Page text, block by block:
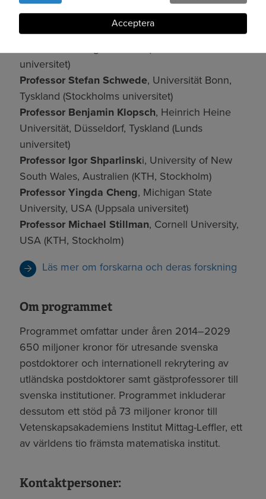
svenska universitet (inom parentes):
Professor Gianpaolo Scalia Tomba, Università
universitet)
Professor Stefan Schwede, Universität Bonn,
Tyskland (Stockholms universitet)
Professor Benjamin Klopsch, Heinrich Heine
Universität, Düsseldorf, Tyskland (Lunds
universitet)
Professor Igor Shparlinski, University of New
South Wales, Australien (KTH, Stockholm)
Professor Yingda Cheng, Michigan State
University, USA (Uppsala universitet)
Professor Michael Stillman, Cornell University,
USA (KTH, Stockholm)
Läs mer om forskarna och deras forskning
Om programmet
Programmet omfattar under åren 2014–2029
650 miljoner kronor för utresande svenska
postdoktorer och internationell rekrytering av
utländska postdoktorer samt gästprofessorer till
svenska institutioner. Programmet inkluderar
dessutom ett stöd på 73 miljoner kronor till
Vetenskapsakademiens Institut Mittag-Leffler, ett
av världens tio främsta matematiska institut.
Kontaktpersoner:
kakor Acceptera